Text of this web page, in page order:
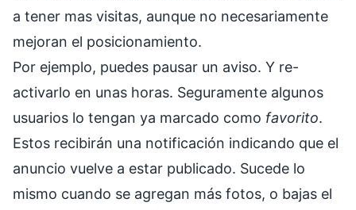
a tener mas visitas, aunque no necesariamente
mejoran el posicionamiento.
Por ejemplo, puedes pausar un aviso. Y re-
activarlo en unas horas. Seguramente algunos
usuarios lo tengan ya marcado como favorito.
Estos recibirán una notificación indicando que el
anuncio vuelve a estar publicado. Sucede lo
mismo cuando se agregan más fotos, o bajas el